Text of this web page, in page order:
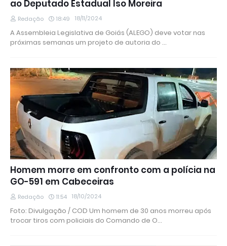
ao Deputado Estadual Iso Moreira
Redação 18:49 18/11/2024
A Assembleia Legislativa de Goiás (ALEGO) deve votar nas
próximas semanas um projeto de autoria do …
Homem morre em confronto com a polícia na
GO-591 em Cabeceiras
Redação 11:54 18/10/2024
Foto: Divulgação / COD Um homem de 30 anos morreu após
trocar tiros com policiais do Comando de O…